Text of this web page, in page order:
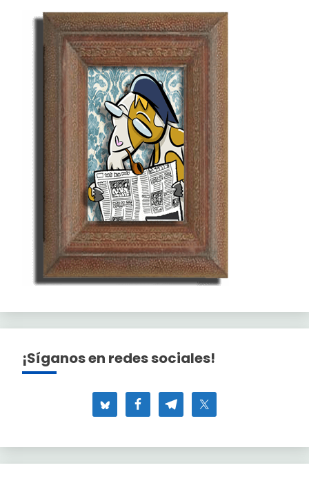
¡Síganos en redes sociales!